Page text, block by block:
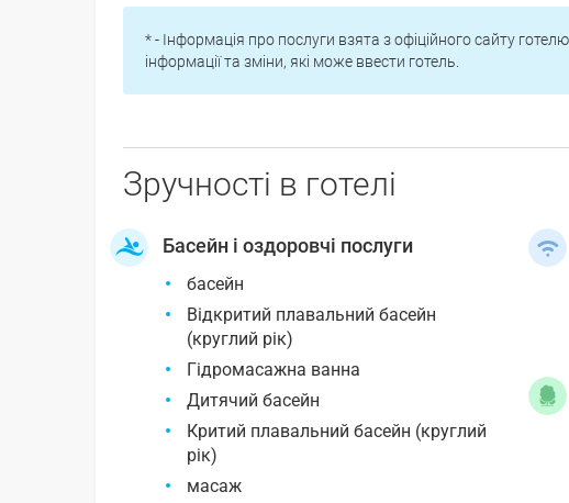
* - Інформація про послуги взята з офіційного сайту
інформації та зміни, які може ввести готель.
Зручності в готелі
Басейн і оздоровчі послуги
басейн
Відкритий плавальний басейн
(круглий рік)
Гідромасажна ванна
Дитячий басейн
Критий плавальний басейн (круглий
рік)
масаж